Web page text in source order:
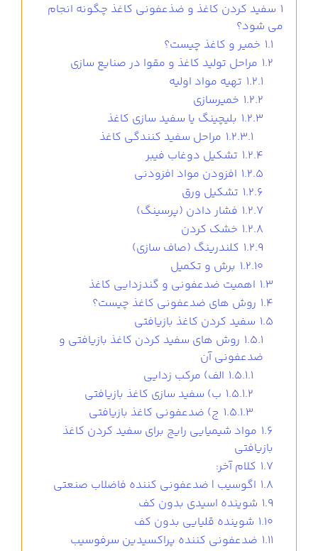
1 سفید کردن کاغذ و ضذعفونی کاغذ چگونه انجام
می شود؟
1.1 خمیر و کاغذ چیست؟
1.2 مراحل تولید کاغذ و مقوا در صنایع سازی
1.2.1 تهیه مواد اولیه
1.2.2 خمیرسازی
1.2.3 بلیچینگ یا سفید سازی کاغذ
1.2.3.1 مراحل سفید کنندگی کاغذ
1.2.4 تشکیل دوغاب فیبر
1.2.5 افزودن مواد افزودنی
1.2.6 تشکیل ورق
1.2.7 فشار دادن (پرسینگ)
1.2.8 خشك كردن
1.2.9 کلندرینگ (صاف سازی)
1.2.10 برش و تکمیل
1.3 اهمیت ضدعفونی و گندزدایی کاغذ
1.4 روش های ضدعفونی کاغذ چیست؟
1.5 سفید کردن کاغذ بازیافتی
1.5.1 روش های سفید کردن کاغذ بازیافتی و
ضدعفونی آن
1.5.1.1 الف) مرکب زدایی
1.5.1.2 ب) سفید سازی کاغذ بازیافتی
1.5.1.3 ج) ضدعفونی کاغذ بازیافتی
1.6 مواد شیمیایی رایج برای سفید کردن کاغذ
بازیافتی
1.7 کلام آخر:
1.8 اگوسیب | ضدعفونی کننده فاضلاب صنعتی
1.9 شوینده اسیدی بدون کف
1.10 شوینده قلیایی بدون کف
1.11 ضدعفونی کننده پراکسیدین سرفوسیب